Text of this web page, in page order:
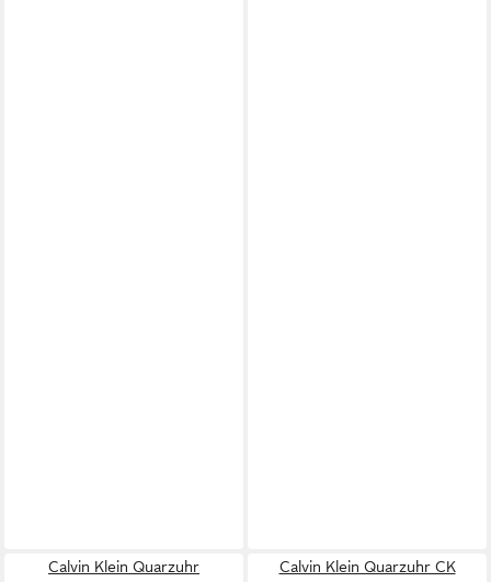
Calvin Klein Quarzuhr
Calvin Klein Quarzuhr CK